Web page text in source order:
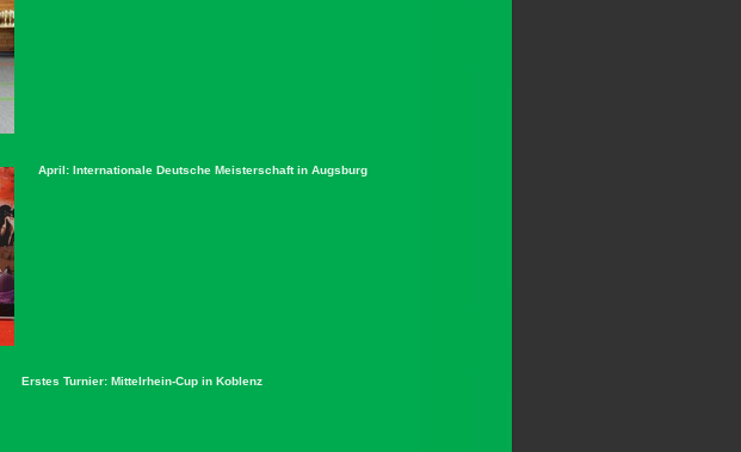
April: Internationale Deutsche Meisterschaft in Augsburg
Erstes Turnier: Mittelrhein-Cup in Koblenz